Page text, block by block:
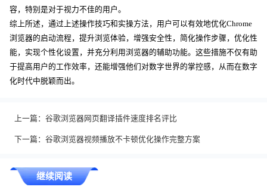
容，特别是对于视力不佳的用户。
综上所述，通过上述操作技巧和实操方法，用户可以有效地优化Chrome
浏览器的启动流程，提升浏览体验，增强安全性，简化操作步骤，优化性
能，实现个性化设置，并充分利用浏览器的辅助功能。这些措施不仅有助
于提高用户的工作效率，还能增强他们对数字世界的掌控感，从而在数字
化时代中脱颖而出。
上一篇： 谷歌浏览器网页翻译插件速度排名评比
下一篇： 谷歌浏览器视频播放不卡顿优化操作完整方案
继续阅读